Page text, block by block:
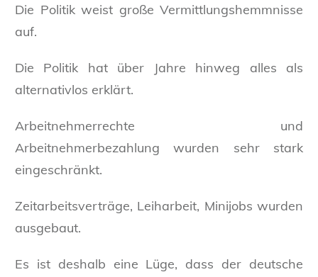
Die Politik weist große Vermittlungshemmnisse
auf.
Die Politik hat über Jahre hinweg alles als
alternativlos erklärt.
Arbeitnehmerrechte und
Arbeitnehmerbezahlung wurden sehr stark
eingeschränkt.
Zeitarbeitsverträge, Leiharbeit, Minijobs wurden
ausgebaut.
Es ist deshalb eine Lüge, dass der deutsche